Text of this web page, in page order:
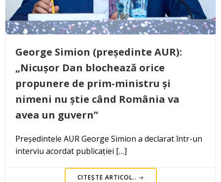
George Simion (președinte AUR):
„Nicușor Dan blochează orice
propunere de prim-ministru și
nimeni nu știe când România va
avea un guvern”
Președintele AUR George Simion a declarat într-un
interviu acordat publicației […]
CITEȘTE ARTICOL..